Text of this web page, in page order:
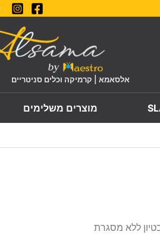
אלסאמא | קרמיקה וכלים סניטריים
מוצרים משלימים
ללא מסגרת